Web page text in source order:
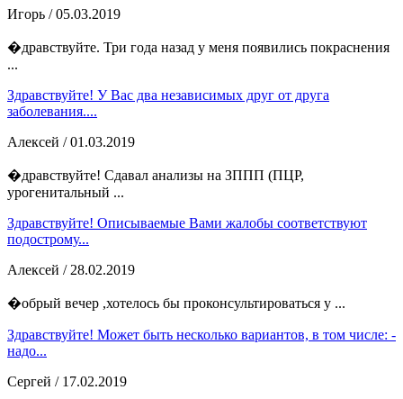
Игорь / 05.03.2019
�дравствуйте. Три года назад у меня появились покраснения
...
Здравствуйте! У Вас два независимых друг от друга
заболевания....
Алексей / 01.03.2019
�дравствуйте! Сдавал анализы на ЗППП (ПЦР,
урогенитальный ...
Здравствуйте! Описываемые Вами жалобы соответствуют
подострому...
Алексей / 28.02.2019
�обрый вечер ,хотелось бы проконсультироваться у ...
Здравствуйте! Может быть несколько вариантов, в том числе: -
надо...
Сергей / 17.02.2019